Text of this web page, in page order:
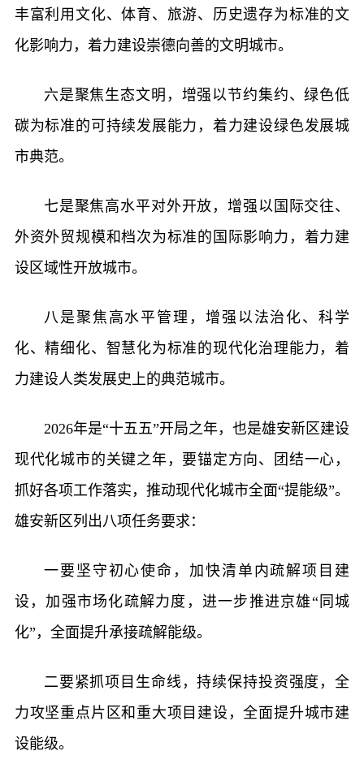
丰富利用文化、体育、旅游、历史遗存为标准的文
化影响力，着力建设崇德向善的文明城市。
六是聚焦生态文明，增强以节约集约、绿色低
碳为标准的可持续发展能力，着力建设绿色发展城
市典范。
七是聚焦高水平对外开放，增强以国际交往、
外资外贸规模和档次为标准的国际影响力，着力建
设区域性开放城市。
八是聚焦高水平管理，增强以法治化、科学
化、精细化、智慧化为标准的现代化治理能力，着
力建设人类发展史上的典范城市。
2026年是“十五五”开局之年，也是雄安新区建设
现代化城市的关键之年，要锚定方向、团结一心，
抓好各项工作落实，推动现代化城市全面“提能级”。
雄安新区列出八项任务要求：
一要坚守初心使命，加快清单内疏解项目建
设，加强市场化疏解力度，进一步推进京雄“同城
化”，全面提升承接疏解能级。
二要紧抓项目生命线，持续保持投资强度，全
力攻坚重点片区和重大项目建设，全面提升城市建
设能级。